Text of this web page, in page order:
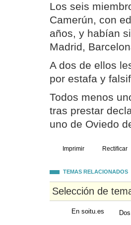
Los seis
Camerún, con
años, y habían
Madrid,
A dos de ellos
por estafa y
Todos menos
tras prestar
uno de Oviedo
Imprimir Rectificar
TEMAS RELACIONADOS
Selección de
En soitu.es